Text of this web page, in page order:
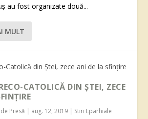
au fost organizate două...
MULT
CATOLICĂ DIN ȘTEI, ZECE
Presă | aug. 12, 2019 | Stiri Eparhiale